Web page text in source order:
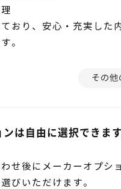
おり、安心・充実した
。
その他
ンは自由に選択できま
せ後にメーカーオプシ
びいただけます。